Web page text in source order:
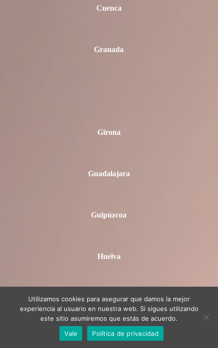
Cuenca
Granada
Girona
Guadalajara
Guipúzcoa
Huelva
Huesca
Jaén
Utilizamos cookies para asegurar que damos la mejor
experiencia al usuario en nuestra web. Si sigues utilizando
este sitio asumiremos que estás de acuerdo.
Vale
Política de privacidad